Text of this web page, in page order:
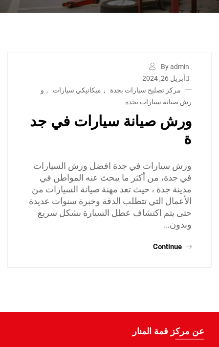
By admin
أبريل 26, 2024
مركز تصليح سيارات بجدة
, ميكانيكي سيارات , و
رش صيانة سيارات بجدة
ورش صيانة سيارات في جد
ة
ورش سيارات في جدة افضل ورش السيارات
في جدة، من أكثر ما يبحث عنه المواطن في
مدينة جدة ، حيث تعد مهنة صيانة السيارات من
الأعمال التي تتطلب الدقة وخبرة سنوات عديدة
حتى يتم اكتشاف عطل السيارة بشكل سريع
وبدون…
Continue
عن مركز قمة المنار